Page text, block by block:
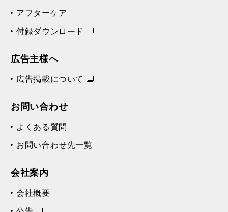
アフターケア
付録ダウンロード
広告主様へ
広告掲載について
お問い合わせ
よくある質問
お問い合わせ先一覧
会社案内
会社概要